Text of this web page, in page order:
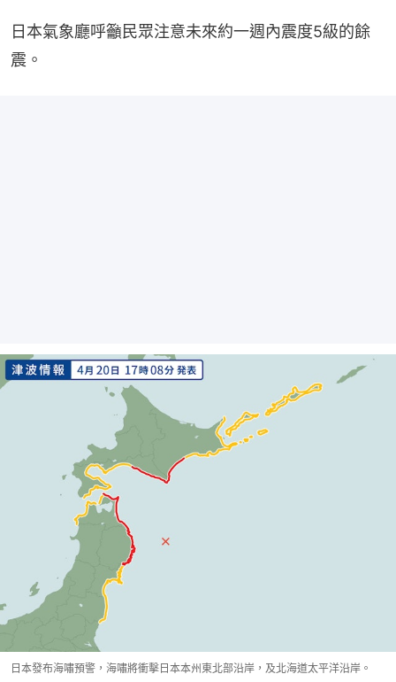
日本氣象廳呼籲民眾注意未來約一週內震度5級的餘
震。
日本發布海嘯預警，海嘯將衝擊日本本州東北部沿岸，及北海道太平洋沿岸。